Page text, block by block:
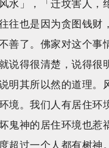
」，「迁坟害人，
往也是因为贪图钱财
善了。佛家对这个事
说得很清楚，说得很
明其所以然的道理。
境。我们人有居住环
鬼神的居住环境也惹
超过一个人都有树神